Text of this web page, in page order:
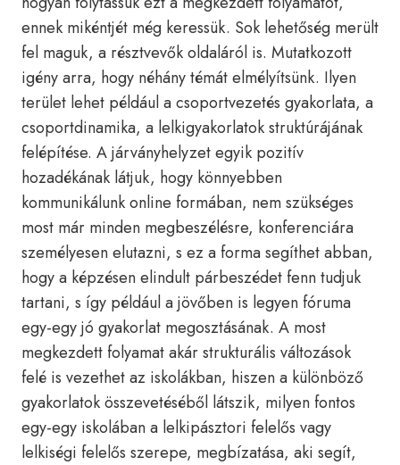
ennek mikéntjét még keressük. Sok lehetőség merült
fel maguk, a résztvevők oldaláról is. Mutatkozott
igény arra, hogy néhány témát elmélyítsünk. Ilyen
terület lehet például a csoportvezetés gyakorlata, a
csoportdinamika, a lelkigyakorlatok struktúrájának
felépítése. A járványhelyzet egyik pozitív
hozadékának látjuk, hogy könnyebben
kommunikálunk online formában, nem szükséges
most már minden megbeszélésre, konferenciára
személyesen elutazni, s ez a forma segíthet abban,
hogy a képzésen elindult párbeszédet fenn tudjuk
tartani, s így például a jövőben is legyen fóruma
egy-egy jó gyakorlat megosztásának. A most
megkezdett folyamat akár strukturális változások
felé is vezethet az iskolákban, hiszen a különböző
gyakorlatok összevetéséből látszik, milyen fontos
egy-egy iskolában a lelkipásztori felelős vagy
lelkiségi felelős szerepe, megbízatása, aki segít,